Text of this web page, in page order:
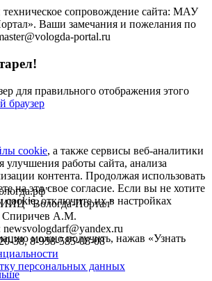
"Вологда-Портал"
Спиричев А.М.
38, 8-958-585-08-08
персональных данных
сопровождение сайта: МАУ
Ваши замечания и пожелания по
portal.ru
для правильного отображения этого
браузер
cookie, а также сервисы веб-аналитики
улучшения работы сайта, анализа
контента. Продолжая использовать
на это свое согласие. Если вы не хотите
cookie, отключите их в настройках
можно получить, нажав «Узнать